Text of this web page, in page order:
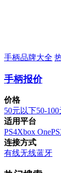
手柄品牌大全
手柄报价
价格
50元以下50-100
适用平台
PS4Xbox One
连接方式
有线无线蓝牙